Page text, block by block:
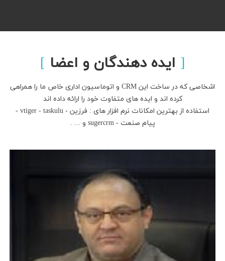
ایده دهندگان و اعضا
اشخاصی که در ساخت این CRM و اتوماسیون اداری خاص ما را همراهی
کرده اند و ایده های متفاوت خود را ارائه داده اند
استفاده از بهترین امکانات نرم افزار های : فرزین - vtiger - taskulu -
پیام صنعت - sugercrm و ... .